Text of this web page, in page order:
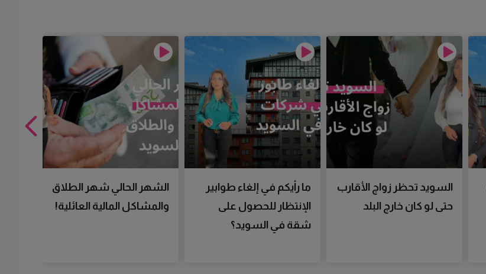
السويد تحظر زواج الأقارب
حتى لو كان خارج البلد
ما رأيكم في إلغاء طوابير
الإنتظار للحصول على
شقة في السويد؟
الشهر الحالي شهر الطلاق
والمشاكل المالية العائلية!